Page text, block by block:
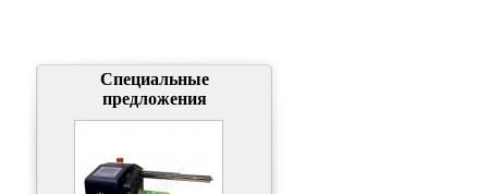
Специальные
предложения